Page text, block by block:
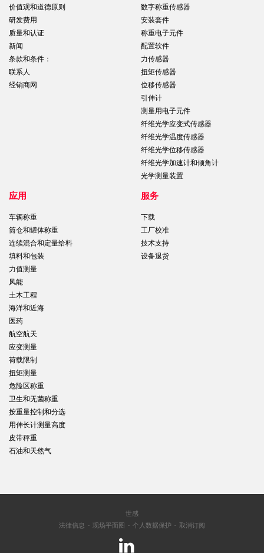
价值观和道德原则
研发费用
质量和认证
新闻
条款和条件：
联系人
经销商网
数字称重传感器
安装套件
称重电子元件
配置软件
力传感器
扭矩传感器
位移传感器
引伸计
测量用电子元件
纤维光学应变式传感器
纤维光学温度传感器
纤维光学位移传感器
纤维光学加速计和倾角计
光学测量装置
应用
车辆称重
筒仓和罐体称重
连续混合和定量给料
填料和包装
力值测量
风能
土木工程
海洋和近海
医药
航空航天
应变测量
荷载限制
扭矩测量
危险区称重
卫生和无菌称重
按重量控制和分选
用伸长计测量高度
皮带秤重
石油和天然气
服务
下载
工厂校准
技术支持
设备退货
世感
法律信息
现场平面图 个人数据保护 取消订阅